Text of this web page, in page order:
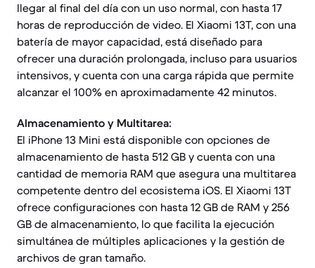
llegar al final del día con un uso normal, con hasta 17
horas de reproducción de video. El Xiaomi 13T, con una
batería de mayor capacidad, está diseñado para
ofrecer una duración prolongada, incluso para usuarios
intensivos, y cuenta con una carga rápida que permite
alcanzar el 100% en aproximadamente 42 minutos.
Almacenamiento y Multitarea:
El iPhone 13 Mini está disponible con opciones de
almacenamiento de hasta 512 GB y cuenta con una
cantidad de memoria RAM que asegura una multitarea
competente dentro del ecosistema iOS. El Xiaomi 13T
ofrece configuraciones con hasta 12 GB de RAM y 256
GB de almacenamiento, lo que facilita la ejecución
simultánea de múltiples aplicaciones y la gestión de
archivos de gran tamaño.